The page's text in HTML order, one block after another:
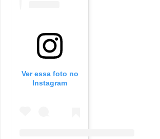
Ver essa foto no
Instagram